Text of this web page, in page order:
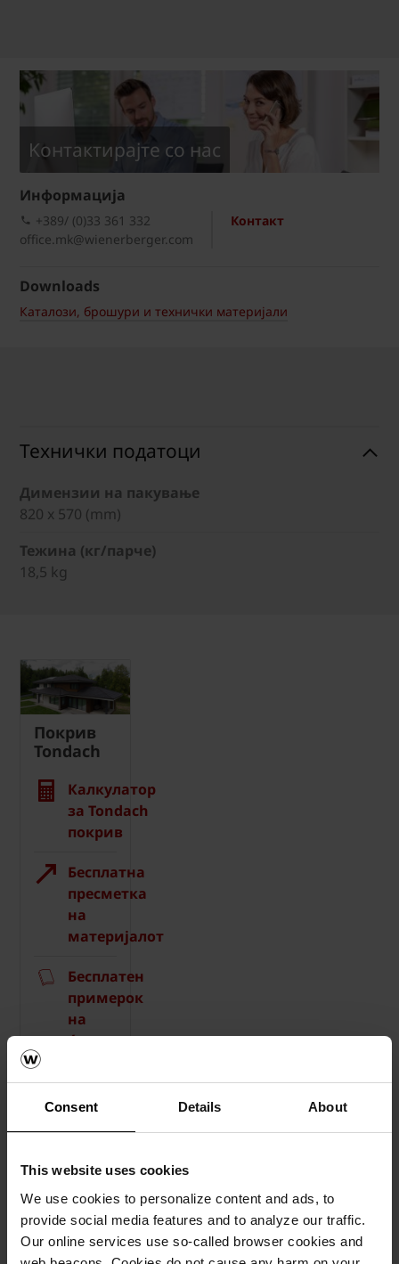
Consent Details About
This website uses cookies
We use cookies to personalize content and ads, to
provide social media features and to analyze our traffic.
Our online services use so-called browser cookies and
Kонтактирајте со нас
Информациja
Контакт
+389/ (0)33 361 332
office.mk@wienerberger.com
Downloads
Каталози, брошури и технички материјали
Технички податоци
Димензии на пакување
820 x 570 (mm)
Тежина (кг/парче)
18,5 kg
Покрив
Tondach
Калкулатор
за Tondach
покрив
Бесплатна
пресметка
на
материјалот
Бесплатен
примерок
на
ќерамида
How-
to
Каталози,
технички
материјали